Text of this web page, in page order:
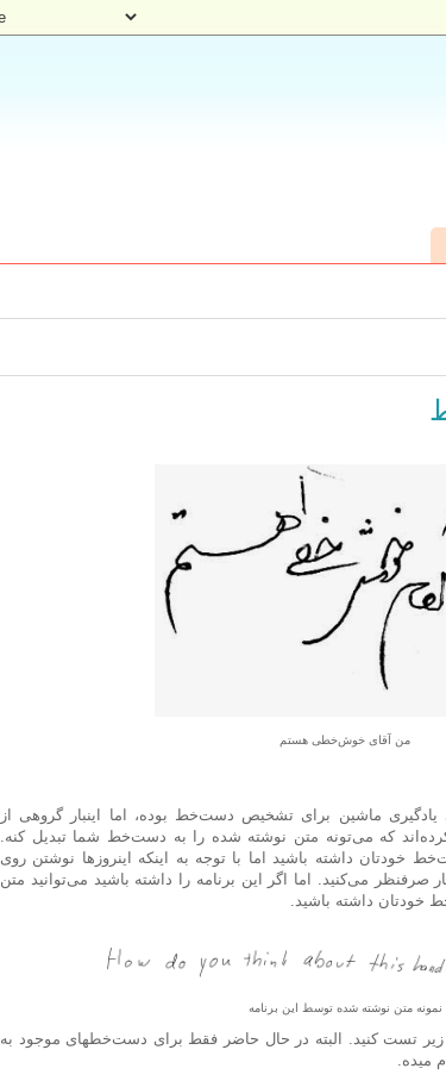
من آقای خوش‌خطی هستم
ماشین برای تشخیص دست‌خط بوده، اما اینبار گروهی از
کرده‌اند که می‌تونه متن نوشته شده را به دست‌خط شما تبدیل کنه.
خودتان داشته باشید اما با توجه به اینکه اینروزها نوشتن روی
صرفنظر می‌کنید. اما اگر این برنامه را داشته باشید می‌توانید متن
خودتان داشته باشید.
نمونه متن نوشته شده توسط این برنامه
زیر تست کنید. البته در حال حاضر فقط برای دست‌خطهای موجود به
میده.